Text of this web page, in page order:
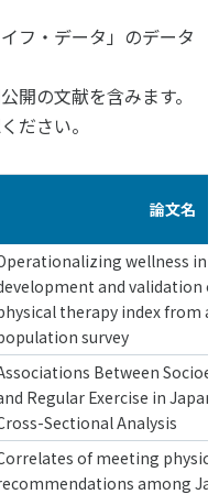
わせ・お申し込み
マガジン
ニュース」
員登録
アクセス
シティ
フ・データ」のデータ
開の文献を含みます。
ださい。
論文名
wellness in
and validation
therapy index from
survey
Between
Regular Exercise in
Sectional Analysis
of meeting
among